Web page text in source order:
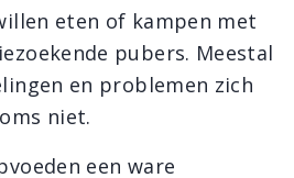
eten of kampen met
pubers. Meestal
en problemen zich
niet.
een ware